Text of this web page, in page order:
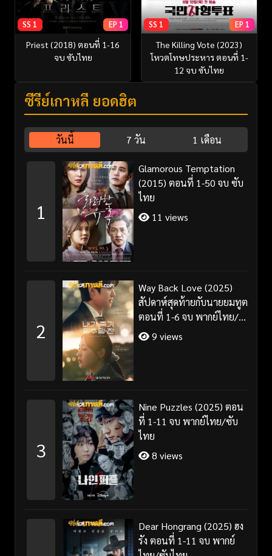
SS 1 EP 1
Priest (2018) ตอนที่ 1-16
จบ ซับไทย
SS 1 EP 1
The Killing Vote (2023)
โหวตโทษประหาร ตอนที่ 1-
12 จบ ซับไทย
ซีรี่ย์เกาหลี ยอดฮิต
วันนี้ 7 วัน 1 เดือน
1
Glamorous Temptation
(2015) ตอนที่ 1-50 จบ ซับ
ไทย
11 views
2
Way Back Love (2025)
สัปดาห์สุดท้ายกับนายยมทูต
ตอนที่ 1-6 จบ พากย์ไทย/
ซับไทย
9 views
3
Nine Puzzles (2025) ตอน
ที่ 1-11 จบ พากย์ไทย/ซับ
ไทย
8 views
Dear Hongrang (2025) ฮง
รัง ตอนที่ 1-11 จบ พากย์